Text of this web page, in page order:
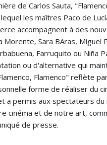
de Carlos Sauta,
les maîtres Paco de
accompagnent à des
Morente, Sara BAras, Miguel
Farruquito ou Niña
ou d'alternative qui
Flamenco" reflète
forme de réaliser du
a permis aux spectateurs
cinéma et de notre art,
de presse.